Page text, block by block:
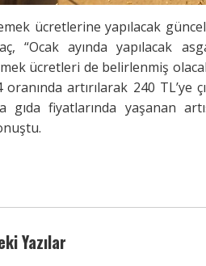
ücretlerine yapılacak
“Ocak ayında yapılacak
ücretleri de belirlenmiş
artırılarak 240 TL’ye
gıda fiyatlarında yaşanan
Yazılar